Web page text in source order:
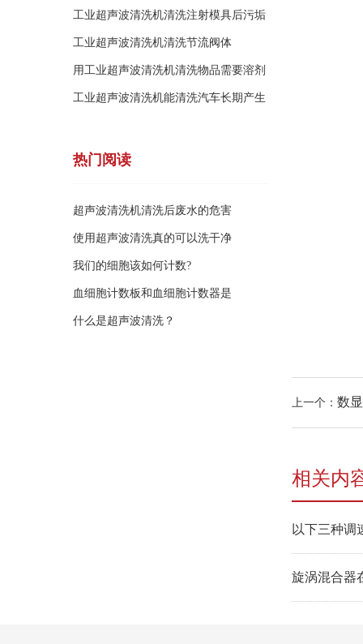
科
工业超声波清洗机清洗注射模具后污垢
自
工业超声波清洗机清洗节流阀体
用工业超声波清洗机清洗物品需要溶剂
吗
工业超声波清洗机能清洗汽车长期产生
热门阅读
超声波清洗机清洗后废水的危害
使用超声波清洗真的可以洗干净
我们的细胞该如何计数?
血细胞计数板和血细胞计数器是
什么是超声波清洗？
上一个： 数
相关内
以下三种调
旋涡混合器